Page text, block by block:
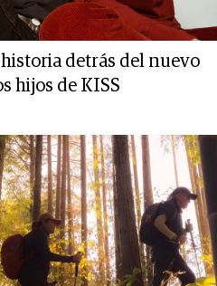
detrás del nuevo
hijos de KISS